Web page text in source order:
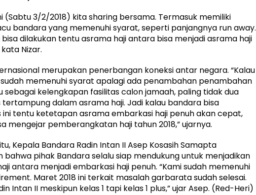
(Sabtu 3/2/2018) kita sharing bersama. Termasuk memiliki
bandara yang memenuhi syarat, seperti panjangnya run away.
bisa dilakukan tentu asrama haji antara bisa menjadi asrama haji
Nizar.
merupakan penerbangan koneksi antar negara. “Kalau
memenuhi syarat apalagi ada penambahan penambahan
sebagai kelengkapan fasilitas calon jamaah, paling tidak dua
dalam asrama haji. Jadi kalau bandara bisa
tentu ketetapan asrama embarkasi haji penuh akan cepat,
mengejar pemberangkatan haji tahun 2018,” ujarnya.
Kepala Bandara Radin Intan II Asep Kosasih Samapta
bahwa pihak Bandara selalu siap mendukung untuk menjadikan
antara menjadi embarkasi haji penuh. “Kami sudah memenuhi
Maret 2018 ini terkait masalah garbarata sudah selesai.
Intan II meskipun kelas 1 tapi kelas 1 plus,” ujar Asep. (Red-Heri)